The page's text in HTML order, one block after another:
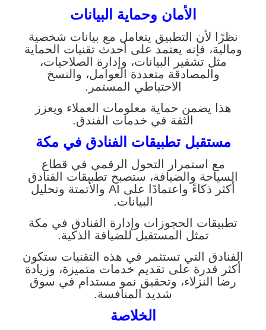
الأمان وحماية البيانات
نظرًا لأن التطبيق يتعامل مع بيانات شخصية
ومالية، فإنه يعتمد على أحدث تقنيات الحماية
مثل تشفير البيانات، وإدارة الصلاحيات،
والمصادقة متعددة العوامل، والنسخ
الاحتياطي المستمر.
هذا يضمن حماية معلومات العملاء ويعزز
الثقة في خدمات الفندق.
مستقبل تطبيقات الفنادق في مكة
مع استمرار التحول الرقمي في قطاع
السياحة والضيافة، ستصبح تطبيقات الفنادق
أكثر ذكاءً واعتمادًا على AI والأتمتة وتحليل
البيانات.
تطبيقات الحجوزات وإدارة الفنادق في مكة
تمثل المستقبل للضيافة الذكية.
الفنادق التي تستثمر في هذه التقنيات ستكون
أكثر قدرة على تقديم خدمات متميزة، وزيادة
رضا النزلاء، وتحقيق نمو مستدام في سوق
شديد المنافسة.
الخلاصة